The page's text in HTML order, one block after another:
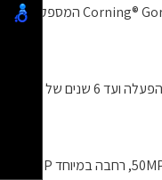
המכשיר מוגן בזכוכית Corning® Gorilla® Glass Victus®+‎ המספקת
המכשיר יקבל עד 6 דורות של עדכוני מערכת הפעלה ועד 6 שנים של עדכוני
הטלפון כולל שלוש מצלמות אחוריות: ראשית 50MP, רחבה במיוחד 8MP